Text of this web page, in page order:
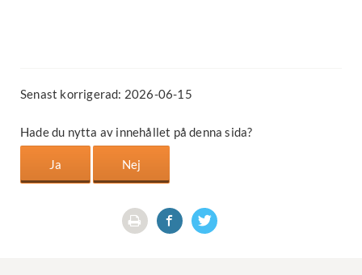
Senast korrigerad: 2026-06-15
Hade du nytta av innehållet på denna sida?